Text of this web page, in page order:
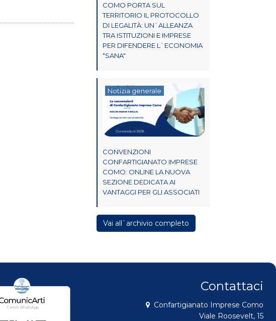
COMO PORTA SUL
TERRITORIO IL PROTOCOLLO
DI LEGALITÀ: UN`ALLEANZA
TRA ISTITUZIONI E IMPRESE
PER DIFENDERE L`ECONOMIA
"SANA"
Notizia generale
CONVENZIONI
CONFARTIGIANATO IMPRESE
COMO: ONLINE LA NUOVA
SEZIONE DEDICATA AI
VANTAGGI PER GLI ASSOCIATI
Vai all`archivio completo
Contattaci
Confartigianato Imprese Como
Viale Roosevelt, 15